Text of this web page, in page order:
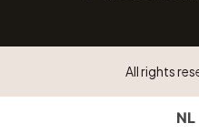
All rights
NL